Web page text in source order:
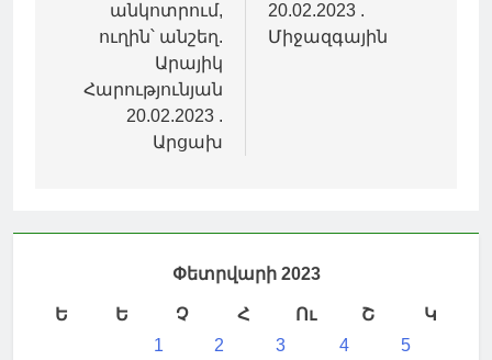
անկոտրում,
ուղին՝ անշեղ.
Արայիկ
Հարությունյան
20.02.2023 .
Արցախ
20.02.2023 .
Միջազգային
Փետրվարի 2023
Ե Ե Չ Հ Ու Շ
Կ
1
2 3 4
5